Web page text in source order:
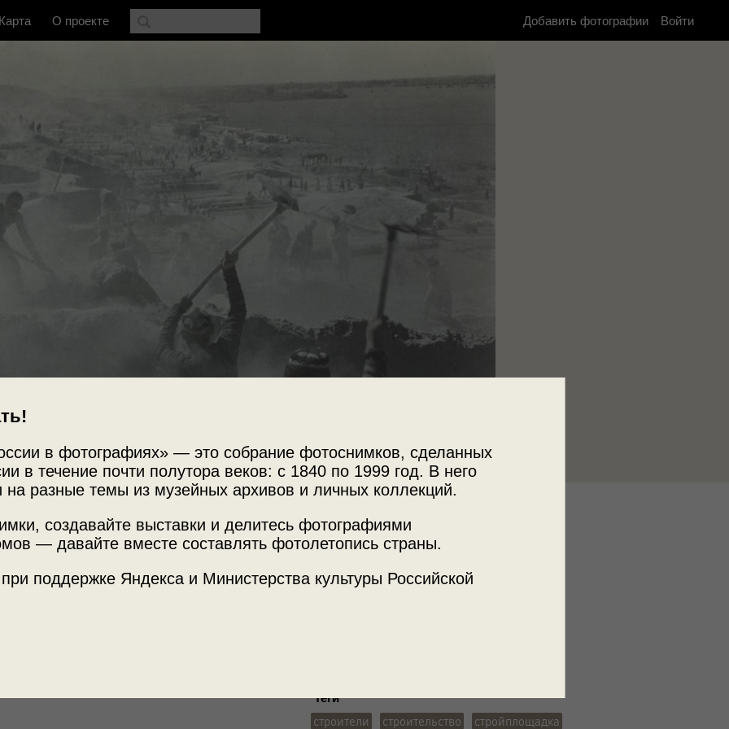
в фотографиях» — это собрание фотоснимков, сделанных
в течение почти полутора веков: с 1840 по 1999 год. В него
на разные темы из музейных архивов и личных коллекций.
создавайте выставки и делитесь фотографиями
— давайте вместе составлять фотолетопись страны.
поддержке Яндекса и Министерства культуры Российской
Карта О проекте Добавить фотографии Войти
Источник
МАММ / МДФ
Теги
строители строительство стройплощадка
Ферганского
"Восстановление фактов"»